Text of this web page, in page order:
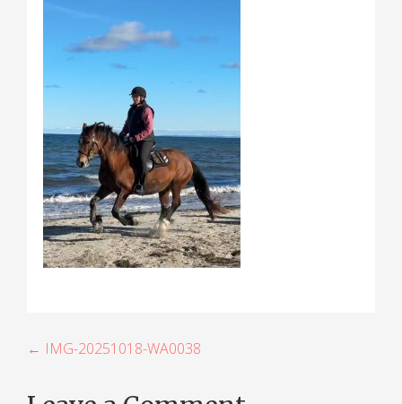
B
← IMG-20251018-WA0038